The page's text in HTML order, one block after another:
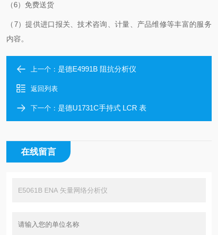
（6）免费送货
（7）提供进口报关、技术咨询、计量、产品维修等丰富的服务
内容。
上一个：是德E4991B 阻抗分析仪
返回列表
下一个：是德U1731C手持式 LCR 表
在线留言